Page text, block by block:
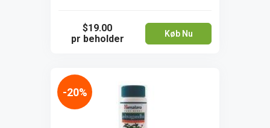
$19.00
pr beholder
Køb Nu
-20%